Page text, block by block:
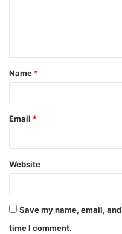
t
*
Name *
Email *
Website
Save my name, email,
time I comment.